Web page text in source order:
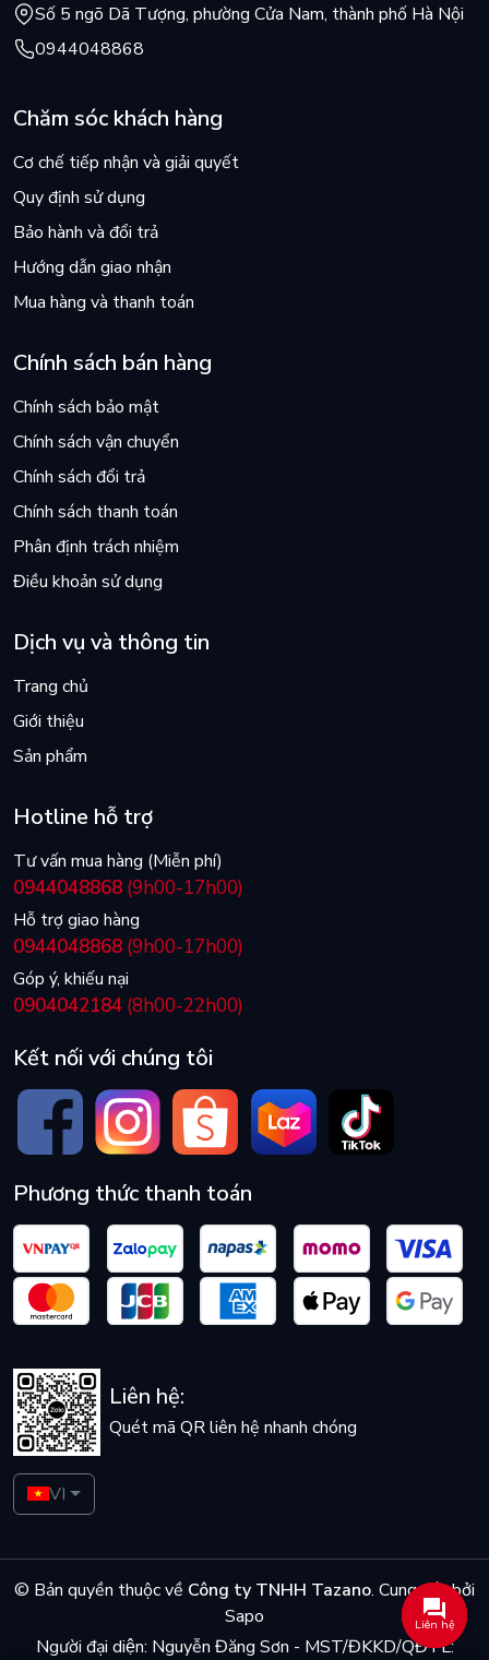
Số 5 ngõ Dã Tượng, phường Cửa Nam, thành phố Hà Nội
0944048868
Chăm sóc khách hàng
Cơ chế tiếp nhận và giải quyết
Quy định sử dụng
Bảo hành và đổi trả
Hướng dẫn giao nhận
Mua hàng và thanh toán
Chính sách bán hàng
Chính sách bảo mật
Chính sách vận chuyển
Chính sách đổi trả
Chính sách thanh toán
Phân định trách nhiệm
Điều khoản sử dụng
Dịch vụ và thông tin
Trang chủ
Giới thiệu
Sản phẩm
Hotline hỗ trợ
Tư vấn mua hàng (Miễn phí)
0944048868 (9h00-17h00)
Hỗ trợ giao hàng
0944048868 (9h00-17h00)
Góp ý, khiếu nại
0904042184 (8h00-22h00)
Kết nối với chúng tôi
Phương thức thanh toán
Liên hệ:
Quét mã QR liên hệ nhanh chóng
VI
© Bản quyền thuộc về Công ty TNHH Tazano. Cung cấp bởi
Sapo
Người đại diện: Nguyễn Đăng Sơn - MST/ĐKKD/QĐTL:
Liên hệ